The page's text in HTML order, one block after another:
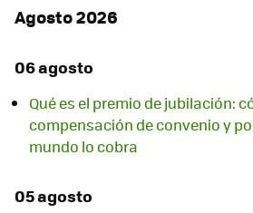
Agosto 2026
06 agosto
Qué es el premio de jubilación:
compensación de convenio y
mundo lo cobra
05 agosto